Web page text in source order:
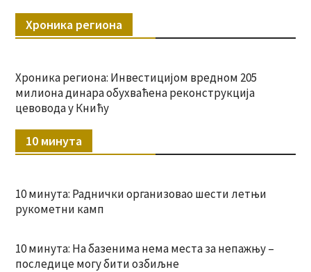
Хроника региона
Хроника региона: Инвестицијом вредном 205
милиона динара обухваћена реконструкција
цевовода у Книћу
10 минута
10 минута: Раднички организовао шести летњи
рукометни камп
10 минута: На базенима нема места за непажњу –
последице могу бити озбиљне